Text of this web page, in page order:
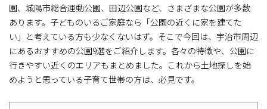
園、城陽市総合運動公園、田辺公園など、さまざまな公園が多数
あります。子どものいるご家庭なら「公園の近くに家を建てた
い」と考えている方も少なくないはず。そこで今回は、宇治市周辺
にあるおすすめの公園9選をご紹介します。各々の特徴や、公園に
行きやすい近くのエリアもまとめました。これから土地探しを始
めようと思っている子育て世帯の方は、必見です。